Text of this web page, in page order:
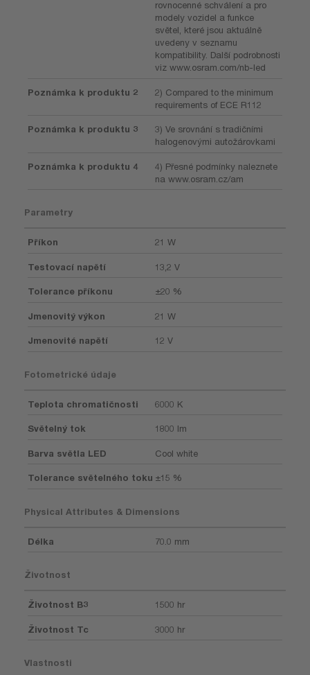
rovnocenné schválení a pro
modely vozidel a funkce
světel, které jsou aktuálně
uvedeny v seznamu
kompatibility. Další podrobnosti
viz www.osram.com/nb-led
Poznámka k produktu 2
2) Compared to the minimum
requirements of ECE R112
Poznámka k produktu 3
3) Ve srovnání s tradičními
halogenovými autožárovkami
Poznámka k produktu 4
4) Přesné podmínky naleznete
na www.osram.cz/am
Parametry
Příkon 21 W
Testovací napětí 13,2 V
Tolerance příkonu ±20 %
Jmenovitý výkon 21 W
Jmenovité napětí 12 V
Fotometrické údaje
Teplota chromatičnosti 6000 K
Světelný tok 1800 lm
Barva světla LED Cool white
Tolerance světelného toku ±15 %
Physical Attributes & Dimensions
Délka 70.0 mm
Životnost
Životnost B3 1500 hr
Životnost Tc 3000 hr
Vlastnosti